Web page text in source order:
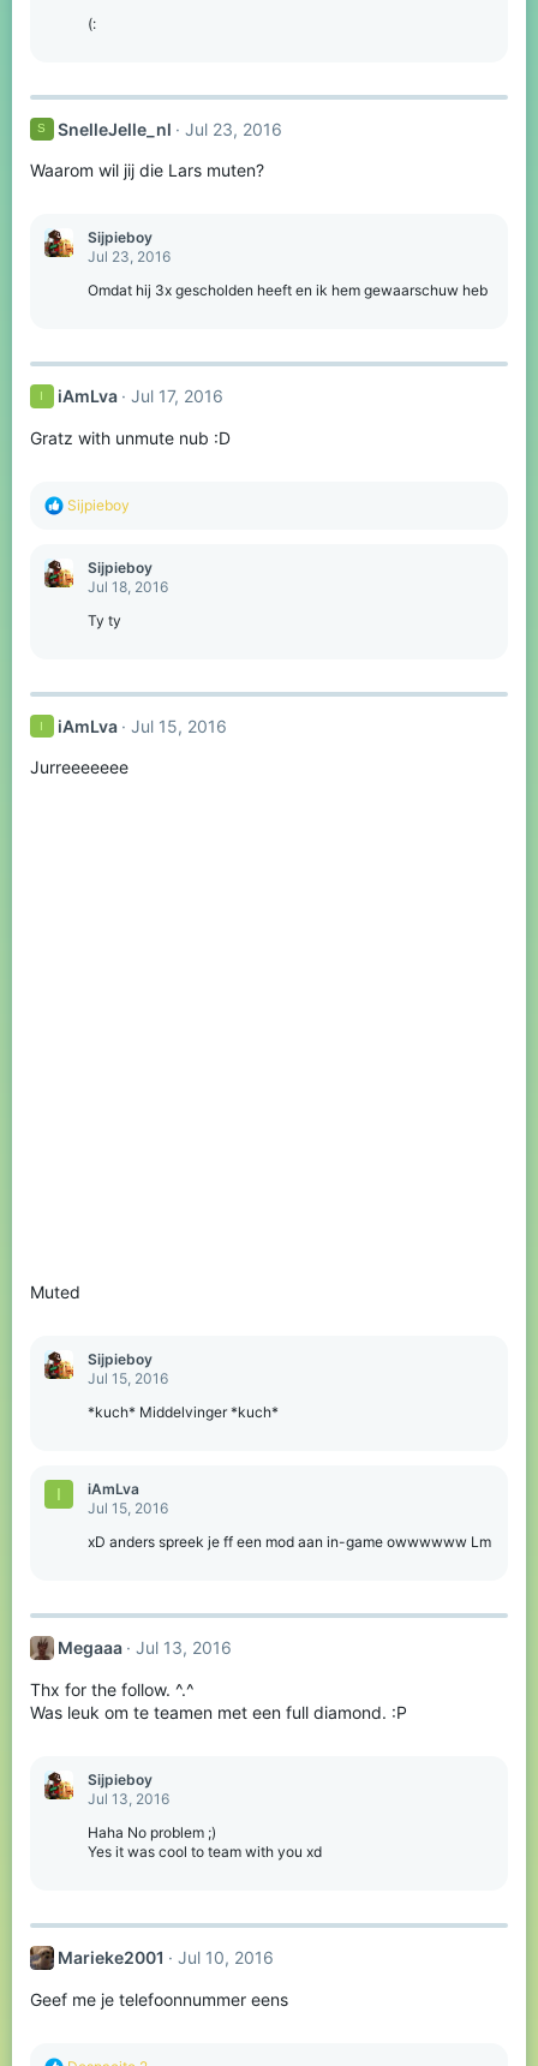
(:
S SnelleJelle_nl Jul 23, 2016
Waarom wil jij die Lars muten?
Sijpieboy
Jul 23, 2016
Omdat hij 3x gescholden heeft en ik hem gewaarschuw heb
I iAmLva Jul 17, 2016
Gratz with unmute nub :D
R
t
Sijpieboy
Sijpieboy
Jul 18, 2016
Ty ty
I iAmLva Jul 15, 2016
Jurreeeeeee
Muted
Sijpieboy
Jul 15, 2016
*kuch* Middelvinger *kuch*
I
iAmLva
Jul 15, 2016
xD anders spreek je ff een mod aan in-game owwwwww Lm
Megaaa Jul 13, 2016
Thx for the follow. ^.^
Was leuk om te teamen met een full diamond. :P
Sijpieboy
Jul 13, 2016
Haha No problem ;)
Yes it was cool to team with you xd
Marieke2001 Jul 10, 2016
Geef me je telefoonnummer eens